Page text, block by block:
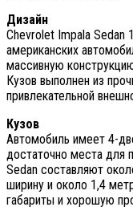
Дизайн
Chevrolet Impala Sedan
американских
массивную
Кузов выполнен из
привлекательной
Кузов
Автомобиль имеет 4-
достаточно места для
Sedan составляют
ширину и около 1,4
габариты и хорошую